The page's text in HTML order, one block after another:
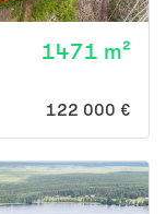
1471 m²
122 000 €